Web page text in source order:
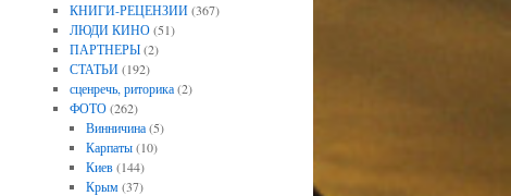
КНИГИ-РЕЦЕНЗИИ(367)
ЛЮДИ КИНО(51)
ПАРТНЕРЫ(2)
СТАТЬИ(192)
сценречь, риторика(2)
ФОТО(262)
Винничина(5)
Карпаты(10)
Киев(144)
Крым(37)